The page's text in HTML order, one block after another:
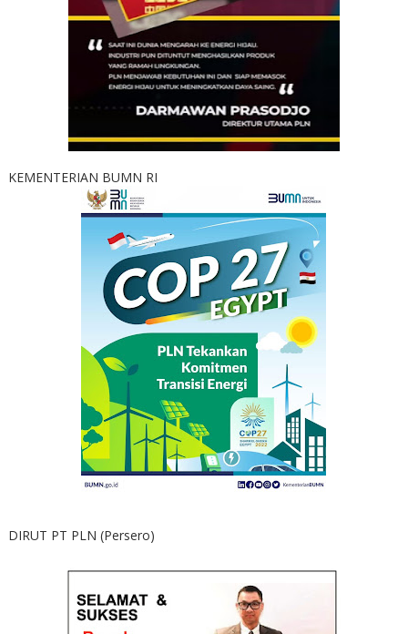
KEMENTERIAN BUMN RI
DIRUT PT PLN (Persero)